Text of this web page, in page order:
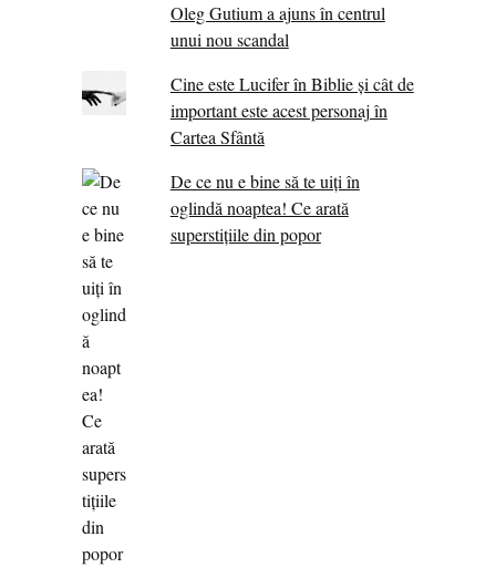
Oleg Gutium a ajuns în centrul
unui nou scandal
Cine este Lucifer în Biblie și cât de
important este acest personaj în
Cartea Sfântă
De ce nu e bine să te uiți în
oglindă noaptea! Ce arată
superstițiile din popor